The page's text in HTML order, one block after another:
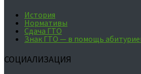
История
Нормативы
Сдача ГТО
Знак ГТО — в помощь
СОЦИАЛИЗАЦИЯ